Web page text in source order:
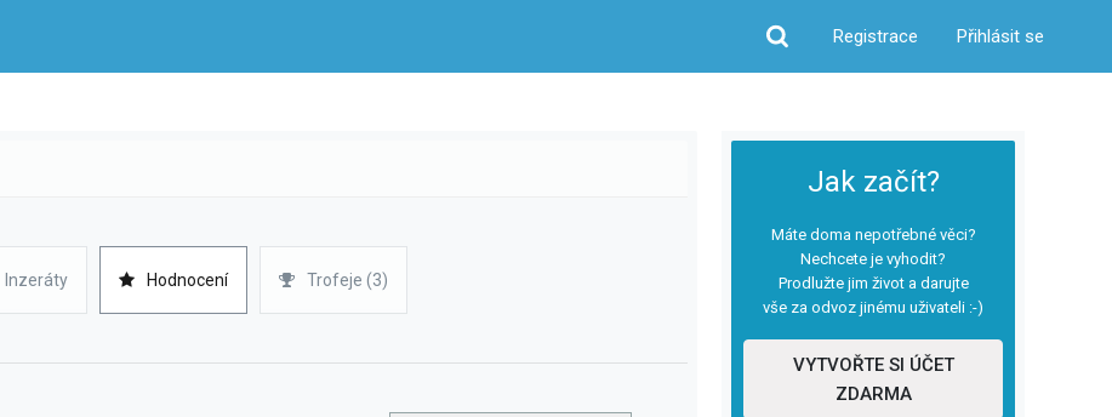
Hledat
Registrace Přihlásit se
Jak začít?
Máte doma nepotřebné věci?
Nechcete je vyhodit?
Prodlužte jim život a darujte
vše za odvoz jinému uživateli :-)
VYTVOŘTE SI ÚČET
ZDARMA
Inzeráty Hodnocení Trofeje (3)